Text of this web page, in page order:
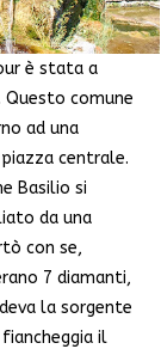
è stata a
Questo comune
ad una
centrale.
Basilio si
da una
con se,
7 diamanti,
la sorgente
il